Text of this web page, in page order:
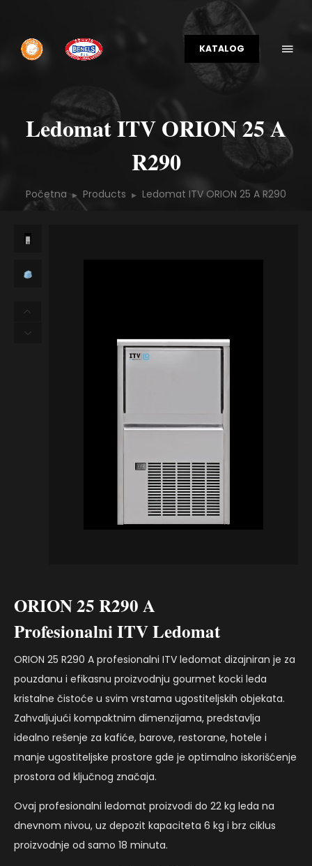
KATALOG
Ledomat ITV ORION 25 A
R290
Početna Products Ledomat ITV ORION 25 A R290
ORION 25 R290 A
Profesionalni ITV Ledomat
ORION 25 R290 A profesionalni ITV ledomat dizajniran je za
pouzdanu i efikasnu proizvodnju gourmet kocki leda
kristalne čistoće u svim vrstama ugostiteljskih objekata.
Zahvaljujući kompaktnim dimenzijama, predstavlja
idealno rešenje za kafiće, barove, restorane, hotele i
manje ugostiteljske prostore gde je optimalno iskorišćenje
prostora od ključnog značaja.
Ovaj profesionalni ledomat proizvodi do 22 kg leda na
dnevnom nivou, uz depozit kapaciteta 6 kg i brz ciklus
proizvodnje od samo 18 minuta.